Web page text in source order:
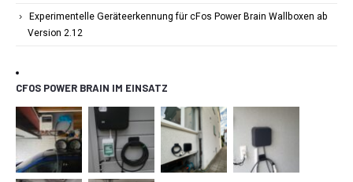
Experimentelle Geräteerkennung für cFos Power Brain Wallboxen ab
Version 2.12
CFOS POWER BRAIN IM EINSATZ